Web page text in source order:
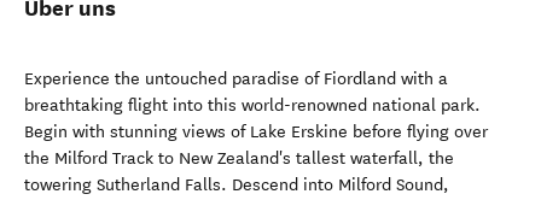
Über uns
Experience the untouched paradise of Fiordland with a
breathtaking flight into this world-renowned national park.
Begin with stunning views of Lake Erskine before flying over
the Milford Track to New Zealand's tallest waterfall, the
towering Sutherland Falls. Descend into Milford Sound,